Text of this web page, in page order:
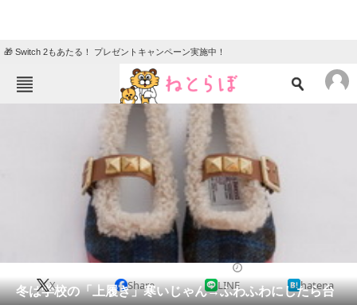
🎁 Switch 2もあたる！ プレゼントキャンペーン実施中！
ニュース
クイズ
地域
教育・育児
リサーチ
会員記事
冬は学校の「上履き」寒いじゃん→ふわふわにしたら台
X Share LINE hatena